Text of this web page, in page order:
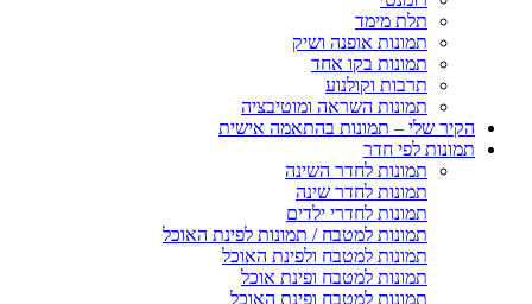
תלת מימד
תמונות אופנה ושיק
תמונות בקו אחד
תרבות וקולנוע
תמונות השראה ומוטיבציה
הקיר שלי – תמונות בהתאמה אישית
תמונות לפי חדר
תמונות לחדר השינה
תמונות לחדר שינה
תמונות לחדרי ילדים
תמונות למטבח / תמונות לפינת האוכל
תמונות למטבח ולפינת האוכל
תמונות למטבח ופינת אוכל
תמונות למטבח ופינת האוכל